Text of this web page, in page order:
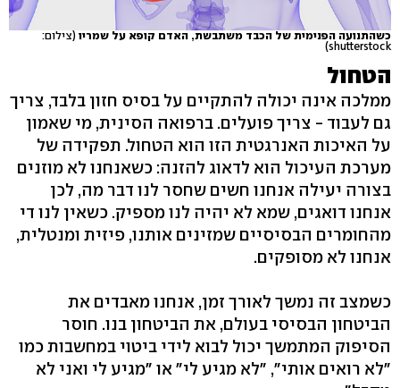
כשהתנועה הפנימית של הכבד משתבשת, האדם קופא על שמריו (צילום:
shutterstock)
הטחול
ממלכה אינה יכולה להתקיים על בסיס חזון בלבד, צריך
גם לעבוד - צריך פועלים. ברפואה הסינית, מי שאמון
על האיכות האנרגטית הזו הוא הטחול. תפקידה של
מערכת העיכול הוא לדאוג להזנה: כשאנחנו לא מוזנים
בצורה יעילה אנחנו חשים שחסר לנו דבר מה, לכן
אנחנו דואגים, שמא לא יהיה לנו מספיק. כשאין לנו די
מהחומרים הבסיסיים שמזינים אותנו, פיזית ומנטלית,
אנחנו לא מסופקים.
כשמצב זה נמשך לאורך זמן, אנחנו מאבדים את
הביטחון הבסיסי בעולם, את הביטחון בנו. חוסר
הסיפוק המתמשך יכול לבוא לידי ביטוי במחשבות כמו
"לא רואים אותי", "לא מגיע לי" או "מגיע לי ואני לא